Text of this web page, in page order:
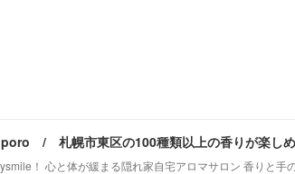
！ 心と体が緩まる隠れ家自宅アロマサロン 香りと